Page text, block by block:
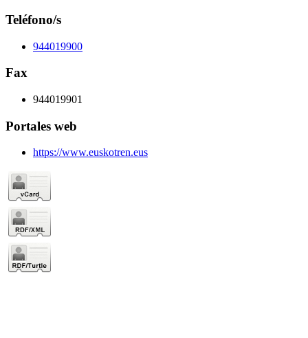
Teléfono/s
944019900
Fax
944019901
Portales web
https://www.euskotren.eus